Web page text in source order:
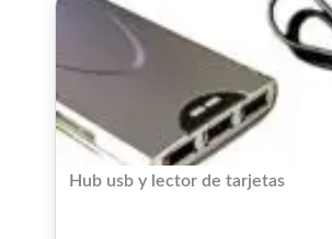
Hub usb y lector de tarjetas